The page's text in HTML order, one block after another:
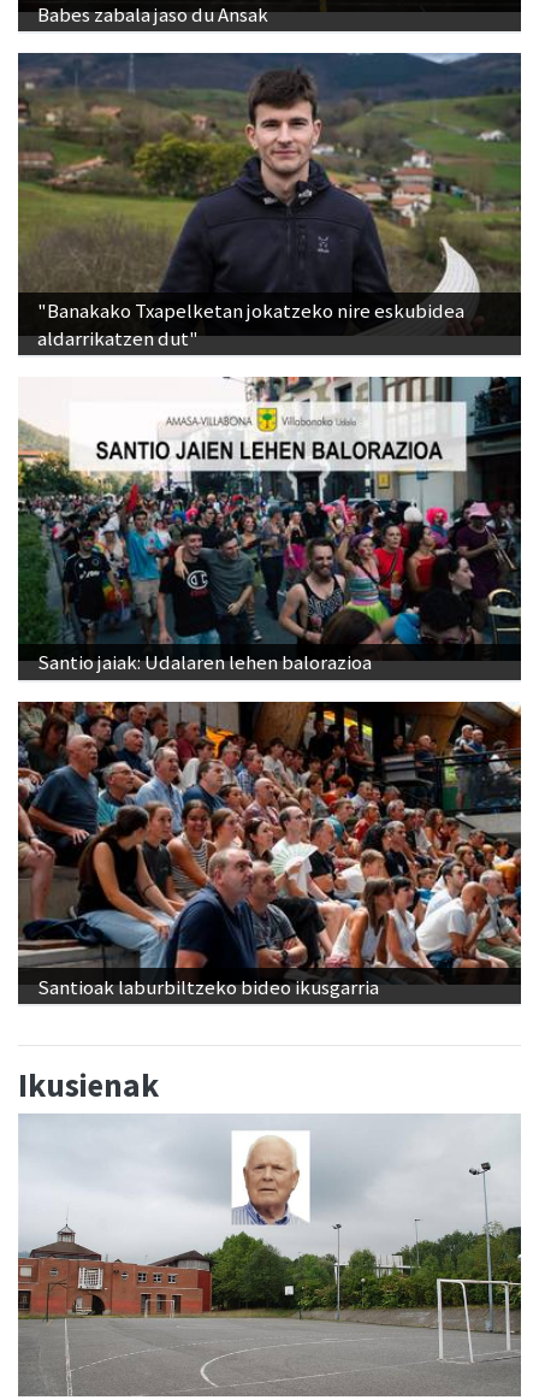
Babes zabala jaso du Ansak
"Banakako Txapelketan jokatzeko nire eskubidea
aldarrikatzen dut"
Santio jaiak: Udalaren lehen balorazioa
Santioak laburbiltzeko bideo ikusgarria
Ikusienak